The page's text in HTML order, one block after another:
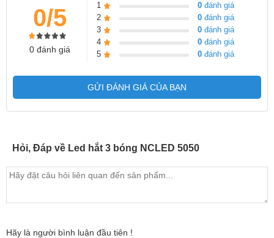
0/5
0 đánh giá
1 0 đánh giá
2
0 đánh giá
3
0 đánh giá
4
0 đánh giá
5
0 đánh giá
GỬI ĐÁNH GIÁ CỦA BẠN
Hỏi, Đáp về Led hắt 3 bóng NCLED 5050
Hãy là người bình luận đầu tiên !